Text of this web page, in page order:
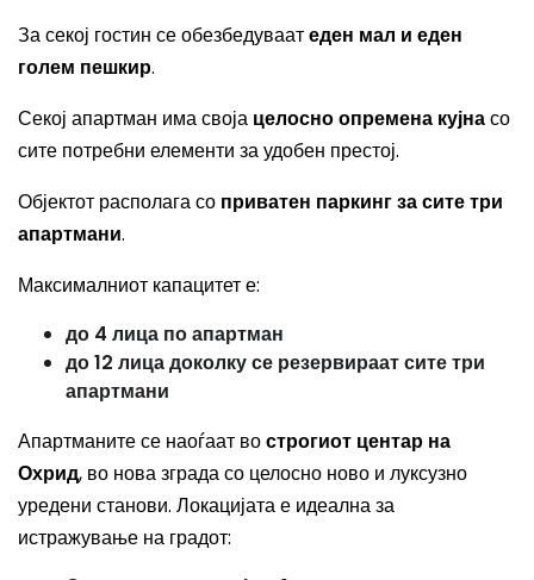
За секој гостин се обезбедуваатеден мал и еден
голем пешкир.
Секој апартман има своја целосно опремена кујнасо
сите потребни елементи за удобен престој.
Објектот располага со приватен паркинг за сите три
апартмани.
Максималниот капацитет е:
до 4 лица по апартман
до 12 лица доколку се резервираат сите три
апартмани
Апартманите се наоѓаат вострогиот центар на
Охрид, во нова зграда со целосно ново и луксузно
уредени станови. Локацијата е идеална за
истражување на градот: